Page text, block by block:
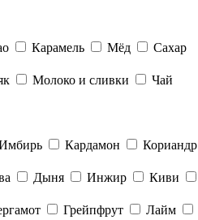
Карамель Мёд
Сахар
Молоко и сливки
Чай
Кардамон Кориандр
Дыня Инжир Киви
Грейпфрут Лайм